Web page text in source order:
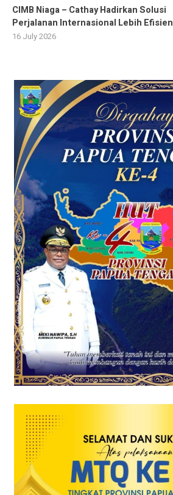
CIMB Niaga – Cathay Hadirkan Solusi
Perjalanan Internasional Lebih Efisien
16 July 2026